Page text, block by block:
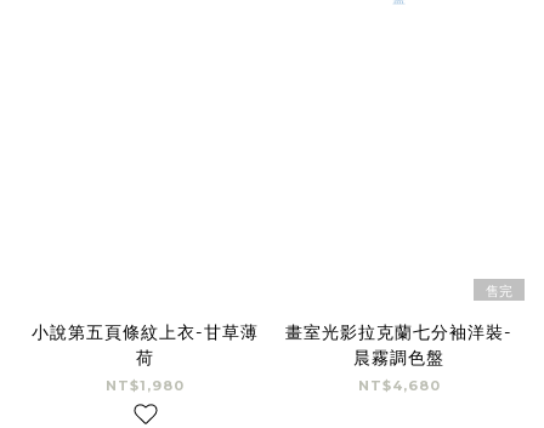
小說第五頁條紋上衣-甘草薄
荷
NT$1,980
售完
畫室光影拉克蘭七分袖洋裝-
晨霧調色盤
NT$4,680